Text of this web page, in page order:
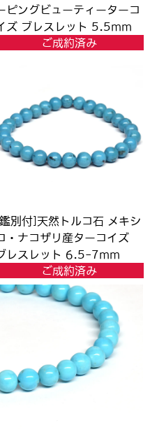
ピングビューティーターコ
ズ ブレスレット 5.5mm
ご成約済み
[鑑別付]天然トルコ石 メキシ
・ナコザリ産ターコイズ
レスレット 6.5-7mm
ご成約済み